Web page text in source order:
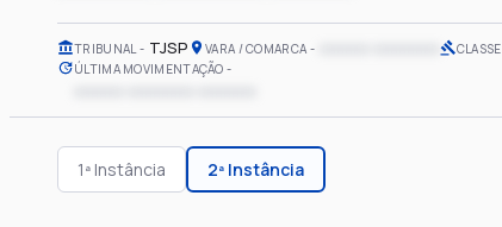
TRIBUNAL TJSP VARA / COMARCA CLASSE
ÚLTIMA MOVIMENTAÇÃO
1ª Instância 2ª Instância